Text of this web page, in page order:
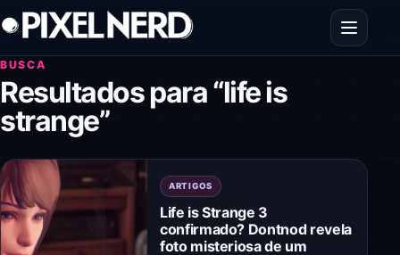
Pular para o conteúdo
Abrir
BUSCA
Resultados para “life is
strange”
ARTIGOS
Life is Strange 3
confirmado? Dontnod revela
foto misteriosa de um